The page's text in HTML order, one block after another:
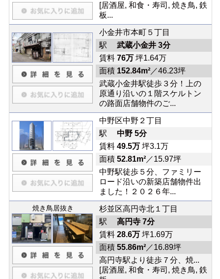
[居酒屋, 和食・寿司, 焼き鳥, 鉄
板...
小金井市本町５丁目
駅 武蔵小金井 3分
賃料 76万坪1.64万
面積 152.84m²／46.23坪
武蔵小金井駅徒歩３分！上の
原通り沿いの１階スケルトン
の路面店舗物件のご...
中野区中野２丁目
駅 中野 5分
賃料 49.5万坪3.1万
面積 52.81m²／15.97坪
中野駅徒歩５分、ファミリー
ロード沿いの新築店舗物件出
ました！２０２６年...
焼き鳥居抜き
杉並区高円寺北１丁目
駅 高円寺 7分
賃料 28.6万坪1.69万
面積 55.86m²／16.89坪
高円寺駅より徒歩７分、焼...
[居酒屋, 和食・寿司, 焼き鳥, 鉄